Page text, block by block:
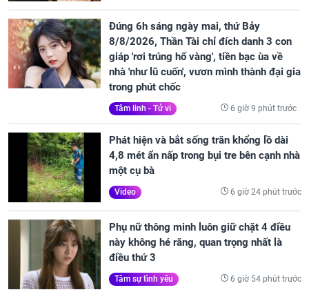
Đúng 6h sáng ngày mai, thứ Bảy
8/8/2026, Thần Tài chỉ đích danh 3 con
giáp 'rơi trúng hố vàng', tiền bạc ùa về
nhà 'như lũ cuốn', vươn mình thành đại gia
trong phút chốc
Tâm linh - Tử vi 6 giờ 9 phút trước
Phát hiện và bắt sống trăn khổng lồ dài
4,8 mét ẩn nấp trong bụi tre bên cạnh nhà
một cụ bà
Video 6 giờ 24 phút trước
Phụ nữ thông minh luôn giữ chặt 4 điều
này không hé răng, quan trọng nhất là
điều thứ 3
Tâm sự tình yêu 6 giờ 54 phút trước